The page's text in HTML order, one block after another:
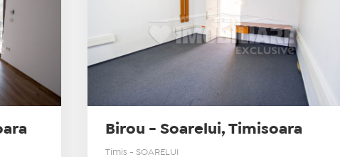
Birou - Soarelui, Timisoara
Timis - SOARELUI